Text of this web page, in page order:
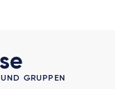
GRUPPEN